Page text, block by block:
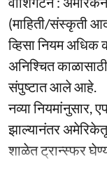
(माहिती/संस्कृती
व्हिसा नियम
अनिश्चित
संपुष्टात आले आहे.
नव्या नियमांनुसार,
झाल्यानंतर
शाळेत ट्रान्स्फर